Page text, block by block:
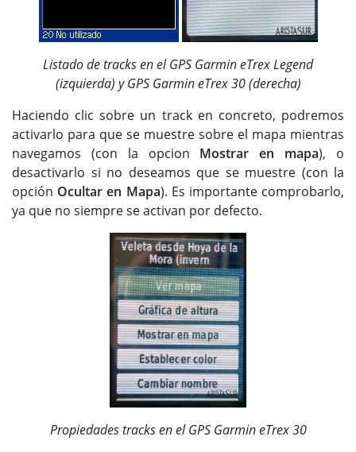
Listado de tracks en el GPS Garmin eTrex Legend
(izquierda) y GPS Garmin eTrex 30 (derecha)
Haciendo clic sobre un track en concreto, podremos
activarlo para que se muestre sobre el mapa mientras
navegamos (con la opcion Mostrar en mapa), o
desactivarlo si no deseamos que se muestre (con la
opción Ocultar en Mapa). Es importante comprobarlo,
ya que no siempre se activan por defecto.
Propiedades tracks en el GPS Garmin eTrex 30